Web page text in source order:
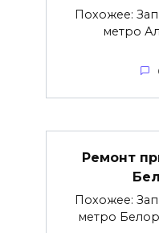
Похожее:
метро
Ремонт
Похожее:
метро